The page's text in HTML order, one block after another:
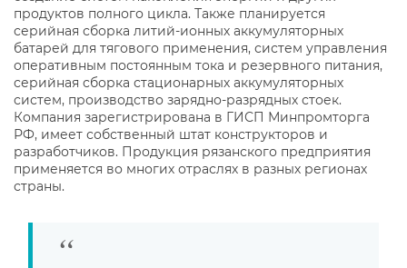
продуктов полного цикла. Также планируется
серийная сборка литий-ионных аккумуляторных
батарей для тягового применения, систем управления
оперативным постоянным тока и резервного питания,
серийная сборка стационарных аккумуляторных
систем, производство зарядно-разрядных стоек.
Компания зарегистрирована в ГИСП Минпромторга
РФ, имеет собственный штат конструкторов и
разработчиков. Продукция рязанского предприятия
применяется во многих отраслях в разных регионах
страны.